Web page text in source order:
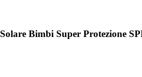
Bimbi Super Protezione